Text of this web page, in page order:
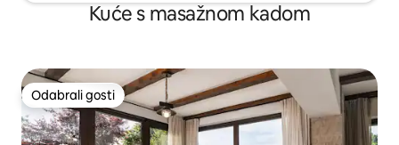
Kuće s masažnom kadom
Odabrali gosti
Odabrali gosti